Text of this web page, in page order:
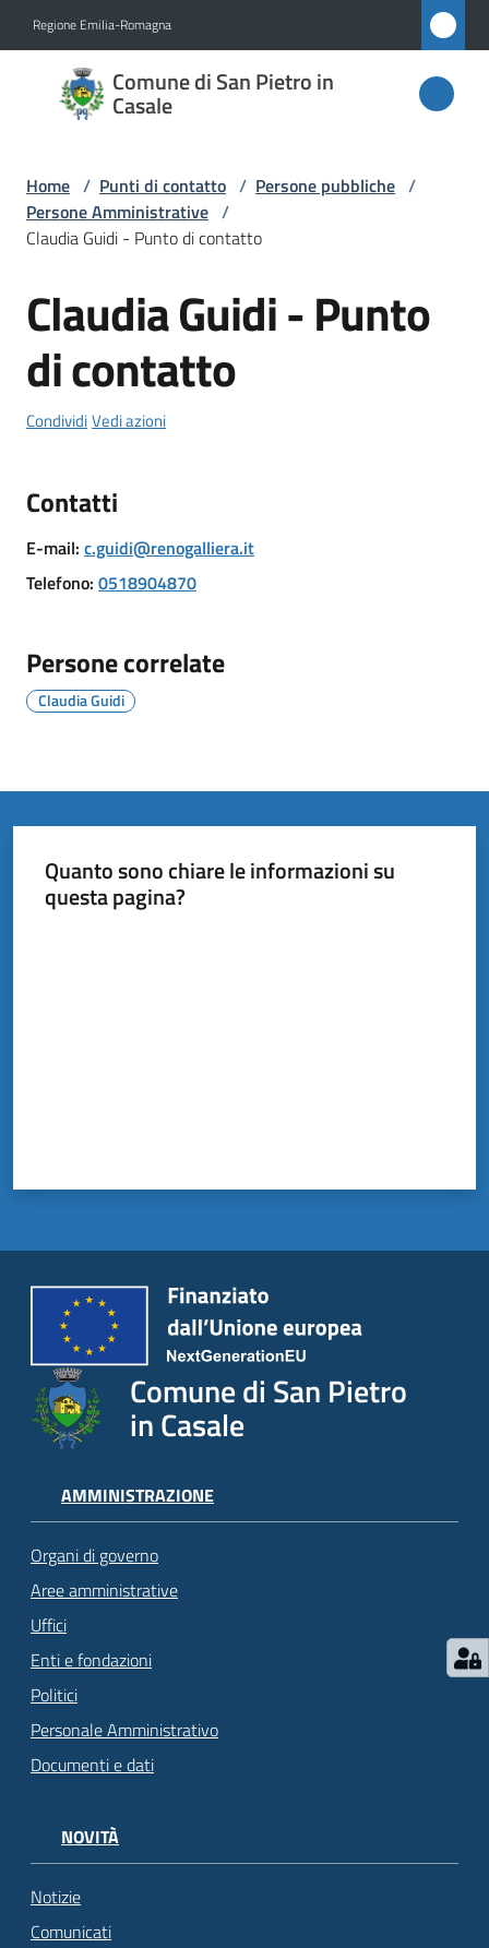
Regione Emilia-Romagna
Comune di San Pietro in
Casale
Comune
di San
in
Casale
Amministrazione
Novità
Servizi
il
Amministrazione
Trasparente
Home / Punti di contatto / Persone pubbliche /
Persone Amministrative /
Claudia Guidi - Punto di contatto
Salta al contenuto
Claudia Guidi - Punto
di contatto
CondividiVedi azioni
Contatti
E-mail: c.guidi@renogalliera.it
Telefono: 0518904870
Persone correlate
Claudia Guidi
Quanto sono chiare le informazioni su
questa pagina?
Comune di San Pietro
in Casale
AMMINISTRAZIONE
Organi di governo
Aree amministrative
Uffici
Enti e fondazioni
Politici
Personale Amministrativo
Documenti e dati
NOVITÀ
Notizie
Comunicati